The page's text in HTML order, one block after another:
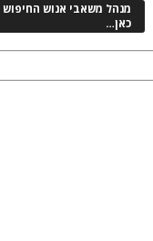
מנהל משאבי אנוש
כאן…